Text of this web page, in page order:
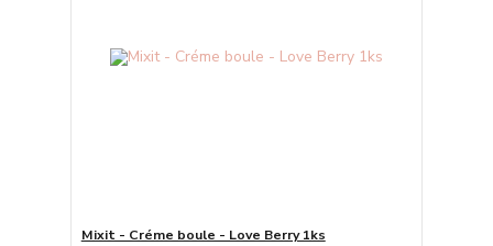
Mixit - Créme boule - Love Berry 1ks